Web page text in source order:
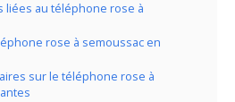
liées au téléphone rose à
rose à semoussac en
sur le téléphone rose à